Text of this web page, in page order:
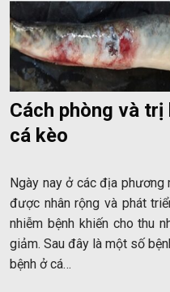
Cách phòng và
cá kèo
Ngày nay ở các địa phương
được nhân rộng và phát
nhiễm bệnh khiến cho thu
giảm. Sau đây là một số
bệnh ở cá…